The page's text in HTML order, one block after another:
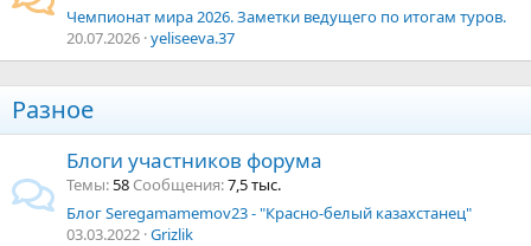
Чемпионат мира 2026. Заметки ведущего по итогам туров.
20.07.2026 yeliseeva.37
Разное
Блоги участников форума
Темы 58 Сообщения 7,5 тыс.
Блог Seregamamemov23 - "Красно-белый казахстанец"
03.03.2022 Grizlik